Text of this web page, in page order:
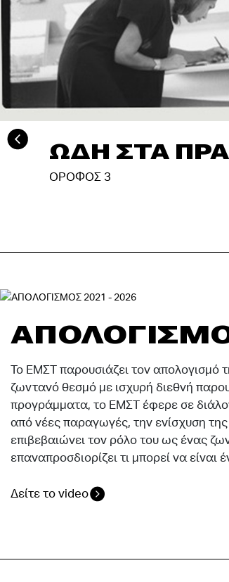
ΓΙΑΝΝΗΣ
ΟΡΟΦΟΣ 3 | PROJECT ROOM 2
Το ΕΜΣΤ παρουσιάζει τον απολογισμό
ζωντανό θεσμό με ισχυρή διεθνή
προγράμματα, το ΕΜΣΤ έφερε σε
από νέες παραγωγές, την ενίσχυση
επιβεβαιώνει τον ρόλο του ως ένας
επαναπροσδιορίζει τι μπορεί να
Δείτε το video